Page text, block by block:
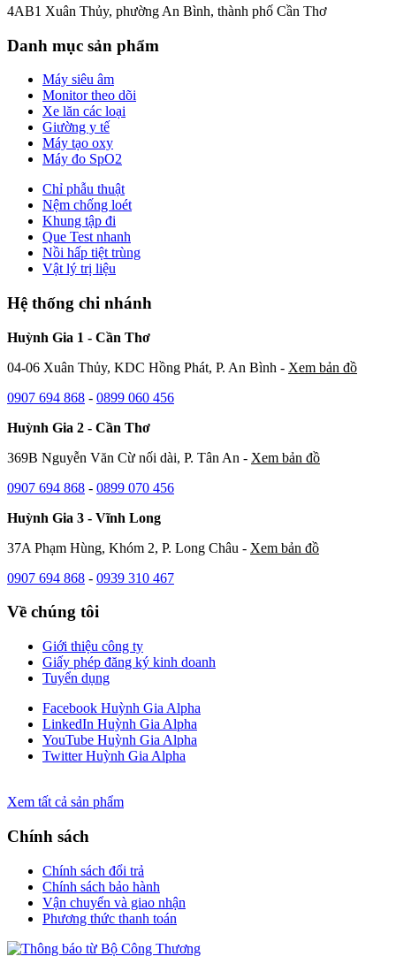
4AB1 Xuân Thủy, phường An Bình, thành phố Cần Thơ
Danh mục sản phẩm
Máy siêu âm
Monitor theo dõi
Xe lăn các loại
Giường y tế
Máy tạo oxy
Máy đo SpO2
Chỉ phẫu thuật
Nệm chống loét
Khung tập đi
Que Test nhanh
Nồi hấp tiệt trùng
Vật lý trị liệu
Hệ thống chi nhánh
Huỳnh Gia 1 - Cần Thơ
04-06 Xuân Thủy, KDC Hồng Phát, P. An Bình - Xem bản đồ
0907 694 868 - 0899 060 456
Huỳnh Gia 2 - Cần Thơ
369B Nguyễn Văn Cừ nối dài, P. Tân An - Xem bản đồ
0907 694 868 - 0899 070 456
Huỳnh Gia 3 - Vĩnh Long
37A Phạm Hùng, Khóm 2, P. Long Châu - Xem bản đồ
0907 694 868 - 0939 310 467
Về chúng tôi
Giới thiệu công ty
Giấy phép đăng ký kinh doanh
Tuyển dụng
Facebook Huỳnh Gia Alpha
LinkedIn Huỳnh Gia Alpha
YouTube Huỳnh Gia Alpha
Twitter Huỳnh Gia Alpha
Xem tất cả sản phẩm
Chính sách
Chính sách đổi trả
Chính sách bảo hành
Vận chuyển và giao nhận
Phương thức thanh toán